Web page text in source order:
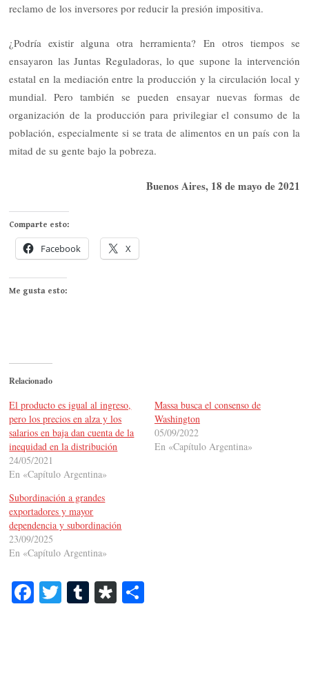
reclamo de los inversores por reducir la presión impositiva.
¿Podría existir alguna otra herramienta? En otros tiempos se
ensayaron las Juntas Reguladoras, lo que supone la intervención
estatal en la mediación entre la producción y la circulación local y
mundial. Pero también se pueden ensayar nuevas formas de
organización de la producción para privilegiar el consumo de la
población, especialmente si se trata de alimentos en un país con la
mitad de su gente bajo la pobreza.
Buenos Aires, 18 de mayo de 2021
Comparte esto:
Facebook X
Me gusta esto:
Relacionado
El producto es igual al ingreso,
pero los precios en alza y los
salarios en baja dan cuenta de la
inequidad en la distribución
24/05/2021
En «Capítulo Argentina»
Massa busca el consenso de
Washington
05/09/2022
En «Capítulo Argentina»
Subordinación a grandes
exportadores y mayor
dependencia y subordinación
23/09/2025
En «Capítulo Argentina»
Fa
ce
T
wi
T
u
Di
as